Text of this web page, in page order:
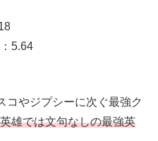
5.64
コやジプシーに次ぐ最強ク
雄では文句なしの最強英